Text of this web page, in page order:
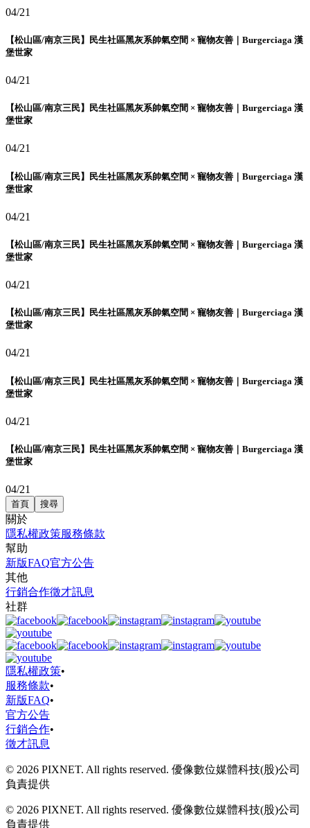
04/21
【松山區/南京三民】民生社區黑灰系帥氣空間 × 寵物友善｜Burgerciaga 漢
堡世家
04/21
【松山區/南京三民】民生社區黑灰系帥氣空間 × 寵物友善｜Burgerciaga 漢
堡世家
04/21
【松山區/南京三民】民生社區黑灰系帥氣空間 × 寵物友善｜Burgerciaga 漢
堡世家
04/21
【松山區/南京三民】民生社區黑灰系帥氣空間 × 寵物友善｜Burgerciaga 漢
堡世家
04/21
【松山區/南京三民】民生社區黑灰系帥氣空間 × 寵物友善｜Burgerciaga 漢
堡世家
04/21
【松山區/南京三民】民生社區黑灰系帥氣空間 × 寵物友善｜Burgerciaga 漢
堡世家
04/21
【松山區/南京三民】民生社區黑灰系帥氣空間 × 寵物友善｜Burgerciaga 漢
堡世家
04/21
首頁 搜尋
關於
隱私權政策服務條款
幫助
新版FAQ官方公告
其他
行銷合作徵才訊息
社群
隱私權政策•
服務條款•
新版FAQ•
官方公告
行銷合作•
徵才訊息
© 2026 PIXNET. All rights reserved. 優像數位媒體科技(股)公司
負責提供
© 2026 PIXNET. All rights reserved. 優像數位媒體科技(股)公司
負責提供